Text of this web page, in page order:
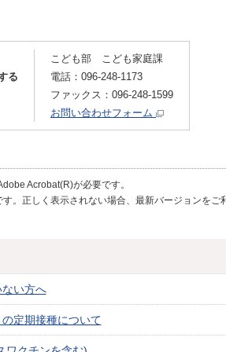
る
こども部 こども家庭課
電話：096-248-1173
ファックス：096-248-1599
お問い合わせフォーム
Acrobat(R)が必要です。
。正しく表示されない場合、最新バージョンをご
い方へ
定期接種について